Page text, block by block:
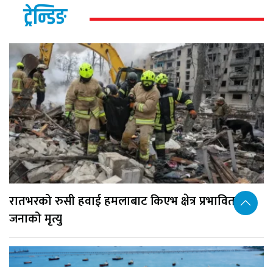
ट्रेन्डिङ
रातभरको रुसी हवाई हमलाबाट किएभ क्षेत्र प्रभावित, १७
जनाको मृत्यु